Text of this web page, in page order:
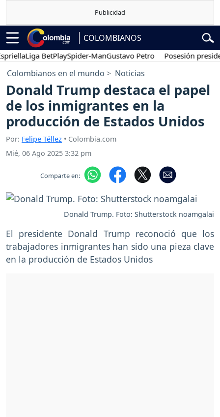
COLOMBIANOS
Liga BetPlaySpider-ManGustavo Petro Posesión
Colombianos en el mundo Noticias
Donald Trump destaca el papel
de los inmigrantes en la
producción de Estados Unidos
Por: Felipe Téllez • Colombia.com
Mié, 06 Ago 2025 3:32 pm
Comparte en:
Donald Trump. Foto: Shutterstock noamgalai
El presidente Donald Trump reconoció que los
trabajadores inmigrantes han sido una pieza clave
en la producción de Estados Unidos